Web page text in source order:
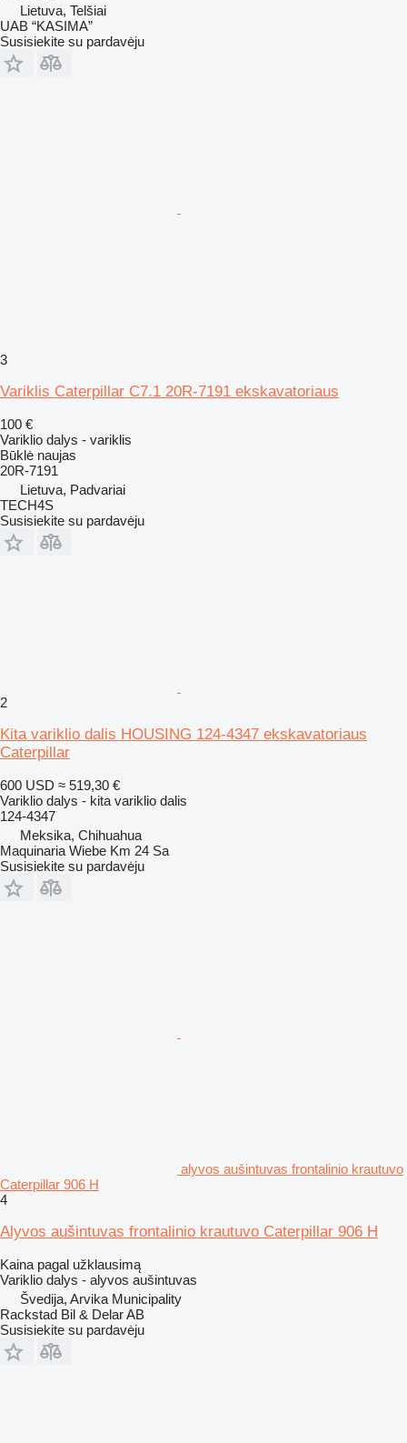
Lietuva, Telšiai
UAB “KASIMA”
Susisiekite su pardavėju
3
Variklis Caterpillar C7.1 20R-7191 ekskavatoriaus
100 €
Variklio dalys - variklis
Būklė naujas
20R-7191
Lietuva, Padvariai
TECH4S
Susisiekite su pardavėju
2
Kita variklio dalis HOUSING 124-4347 ekskavatoriaus
Caterpillar
600 USD ≈ 519,30 €
Variklio dalys - kita variklio dalis
124-4347
Meksika, Chihuahua
Maquinaria Wiebe Km 24 Sa
Susisiekite su pardavėju
alyvos aušintuvas frontalinio krautuvo
Caterpillar 906 H
4
Alyvos aušintuvas frontalinio krautuvo Caterpillar 906 H
Kaina pagal užklausimą
Variklio dalys - alyvos aušintuvas
Švedija, Arvika Municipality
Rackstad Bil & Delar AB
Susisiekite su pardavėju